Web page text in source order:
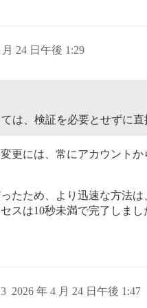
月 24 日午後 1:29
は、検証を必要とせずに
更には、常にアカウント
たため、より迅速な方法
スは10秒未満で完了しまし
2026 年 4 月 24 日午後 1:47
3